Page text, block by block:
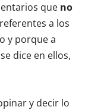
que no
a los
y porque a
dice en ellos,
y decir lo